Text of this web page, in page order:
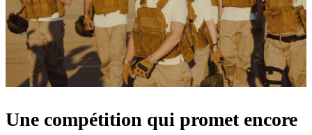
Une compétition qui promet encore